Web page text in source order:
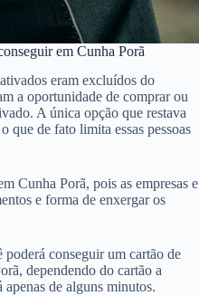
em Cunha Porã
eram excluídos do
a oportunidade de comprar ou
A única opção que restava
que de fato limita essas pessoas
Cunha Porã, pois as empresas e
e forma de enxergar os
conseguir um cartão de
dependendo do cartão a
de alguns minutos.